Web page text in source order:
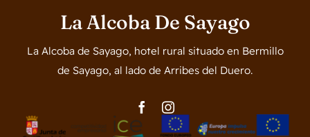
La Alcoba De Sayago
La Alcoba de Sayago, hotel rural situado en Bermillo
de Sayago, al lado de Arribes del Duero.